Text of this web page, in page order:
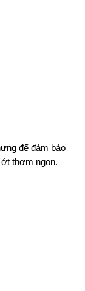
để đảm bảo
thơm ngon.